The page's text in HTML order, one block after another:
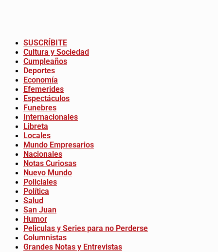
SUSCRÍBITE
Cultura y Sociedad
Cumpleaños
Deportes
Economía
Efemerides
Espectáculos
Funebres
Internacionales
Libreta
Locales
Mundo Empresarios
Nacionales
Notas Curiosas
Nuevo Mundo
Policiales
Política
Salud
San Juan
Humor
Peliculas y Series para no Perderse
Columnistas
Grandes Notas y Entrevistas